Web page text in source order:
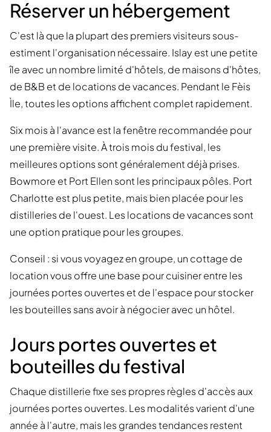
Réserver un hébergement
C'est là que la plupart des premiers visiteurs sous-
estiment l'organisation nécessaire. Islay est une petite
île avec un nombre limité d'hôtels, de maisons d'hôtes,
de B&B et de locations de vacances. Pendant le Fèis
Ìle, toutes les options affichent complet rapidement.
Six mois à l'avance est la fenêtre recommandée pour
une première visite. À trois mois du festival, les
meilleures options sont généralement déjà prises.
Bowmore et Port Ellen sont les principaux pôles. Port
Charlotte est plus petite, mais bien placée pour les
distilleries de l'ouest. Les locations de vacances sont
une option pratique pour les groupes.
Conseil : si vous voyagez en groupe, un cottage de
location vous offre une base pour cuisiner entre les
journées portes ouvertes et de l'espace pour stocker
les bouteilles sans avoir à négocier avec un hôtel.
Jours portes ouvertes et
bouteilles du festival
Chaque distillerie fixe ses propres règles d'accès aux
journées portes ouvertes. Les modalités varient d'une
année à l'autre, mais les grandes tendances restent